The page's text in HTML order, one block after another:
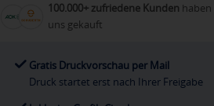
100.000+ zufriedene Kunden
uns gekauft
Gratis Druckvorschau per Mail
Druck startet erst nach Ihrer Freigabe